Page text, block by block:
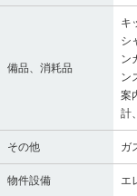
備品、消耗品
キ
シ
ン
ン
案
計
その他 ガ
物件設備 エ